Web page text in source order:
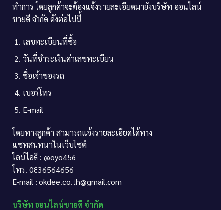
ทำการ โดยลูกค้าจะต้องแจ้งรายละเอียดมายังบริษัท ออนไลน์
ขายดี จำกัด ดังต่อไปนี้
เลขทะเบียนที่ซื้อ
วันที่ชำระเงินค่าเลขทะเบียน
ชื่อเจ้าของรถ
เบอร์โทร
E-mail
โดยทางลูกค้า สามารถแจ้งรายละเอียดได้ทาง
แชทสนทนาในเว็บไซต์
ไลน์ไอดี : @oyo456
โทร. 0836564656
E-mail : okdee.co.th@gmail.com
บริษัท ออนไลน์ขายดี จำกัด